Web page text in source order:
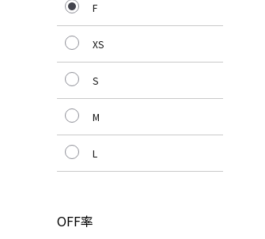
F
XS
S
M
L
OFF率